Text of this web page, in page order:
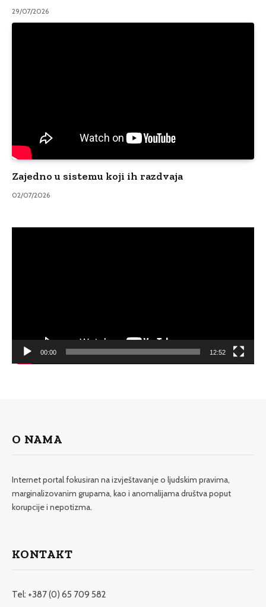
29/07/2026
Zajedno u sistemu koji ih razdvaja
02/07/2026
00:00 12:52
O NAMA
Internet portal fokusiran na izvještavanje o ljudskim pravima,
marginalizovanim grupama, kao i anomalijama društva poput
korupcije i nepotizma.
KONTAKT
Tel: +387 (0) 65 709 582